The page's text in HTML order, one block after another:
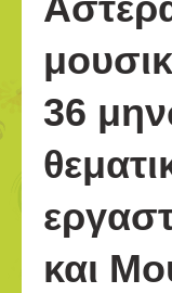
36
και